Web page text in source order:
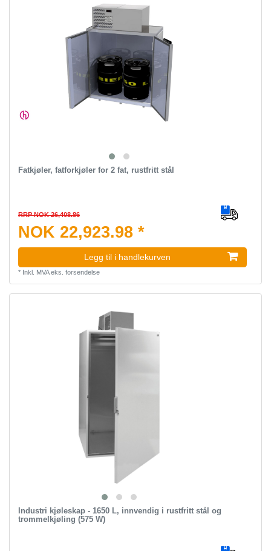
Fatkjøler, fatforkjøler for 2 fat, rustfritt stål
RRP NOK 26,408.86
NOK 22,923.98 *
Legg til i handlekurven
* Inkl. MVAeks. forsendelse
Industri kjøleskap - 1650 L, innvendig i rustfritt stål og
trommelkjøling (575 W)